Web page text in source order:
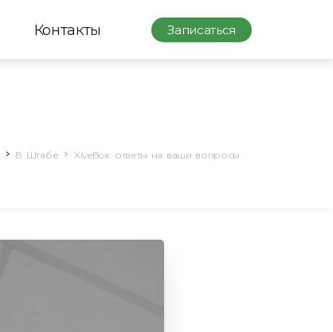
Контакты Записаться
В Штабе XiveBox: ответы на ваши вопросы